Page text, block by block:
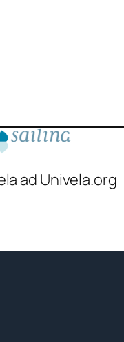
ad Univela.org